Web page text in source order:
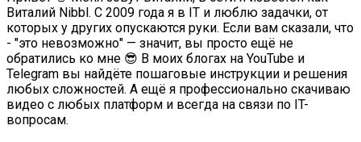
Виталий Nibbl. С 2009 года я в IT и люблю задачки, от
которых у других опускаются руки. Если вам сказали, что
- "это невозможно" — значит, вы просто ещё не
обратились ко мне 😎 В моих блогах на YouTube и
Telegram вы найдёте пошаговые инструкции и решения
любых сложностей. А ещё я профессионально скачиваю
видео с любых платформ и всегда на связи по IT-
вопросам.